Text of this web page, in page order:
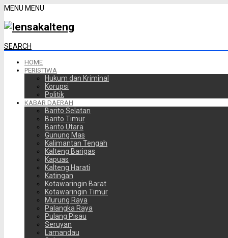
MENU MENU
SEARCH
HOME
PERISTIWA
Hukum dan Kriminal
Korupsi
Politik
KABAR DAERAH
Barito Selatan
Barito Timur
Barito Utara
Gunung Mas
Kalimantan Tengah
Kalteng Barigas
Kapuas
Kalteng Harati
Katingan
Kotawaringin Barat
Kotawaringin Timur
Murung Raya
Palangka Raya
Pulang Pisau
Seruyan
Lamandau